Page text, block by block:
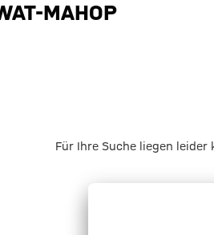
Ngwat-Mahop
MAHOP
Für Ihre Suche liegen